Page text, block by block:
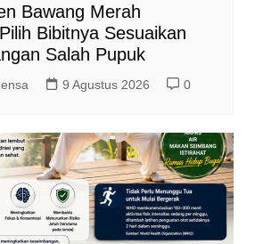
Bawang Merah
Bibitnya Sesuaikan
Salah Pupuk
9 Agustus 2026 0